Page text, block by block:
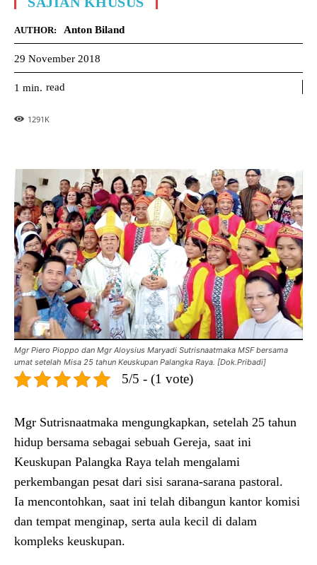
AUTHOR: Anton Biland
29 November 2018
1 min. read
1291 K
Mgr Piero Pioppo dan Mgr Aloysius Maryadi Sutrisnaatmaka MSF bersama
umat setelah Misa 25 tahun Keuskupan Palangka Raya. [Dok.Pribadi]
5/5 - (1 vote)
Mgr Sutrisnaatmaka mengungkapkan, setelah 25 tahun
hidup bersama sebagai sebuah Gereja, saat ini
Keuskupan Palangka Raya telah mengalami
perkembangan pesat dari sisi sarana-sarana pastoral.
Ia mencontohkan, saat ini telah dibangun kantor komisi
dan tempat menginap, serta aula kecil di dalam
kompleks keuskupan.